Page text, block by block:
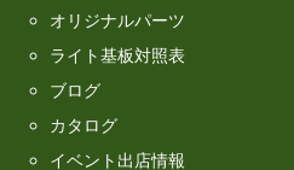
オリジナルパーツ
ライト基板対照表
ブログ
カタログ
イベント出店情報